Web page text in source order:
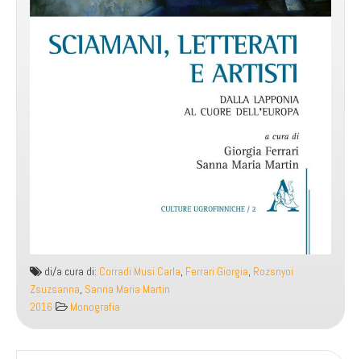
di/a cura di: Corradi Musi Carla, Ferrari Giorgia, Rozsnyoi
Zsuzsanna, Sanna Maria Martin
2016
Monografia